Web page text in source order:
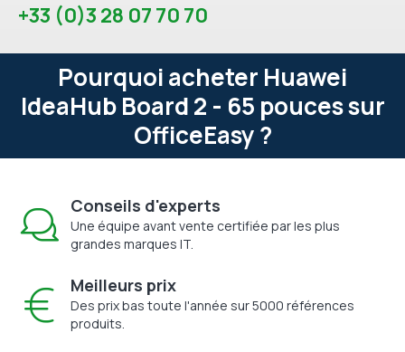
+33 (0)3 28 07 70 70
Pourquoi acheter Huawei
IdeaHub Board 2 - 65 pouces sur
OfficeEasy ?
Conseils d'experts
Une équipe avant vente certifiée par les plus
grandes marques IT.
Meilleurs prix
Des prix bas toute l'année sur 5000 références
produits.